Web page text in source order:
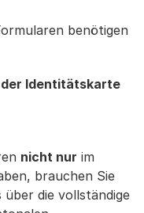
benötigen
der Identitätskarte
nicht nur im
brauchen Sie
über die vollständige